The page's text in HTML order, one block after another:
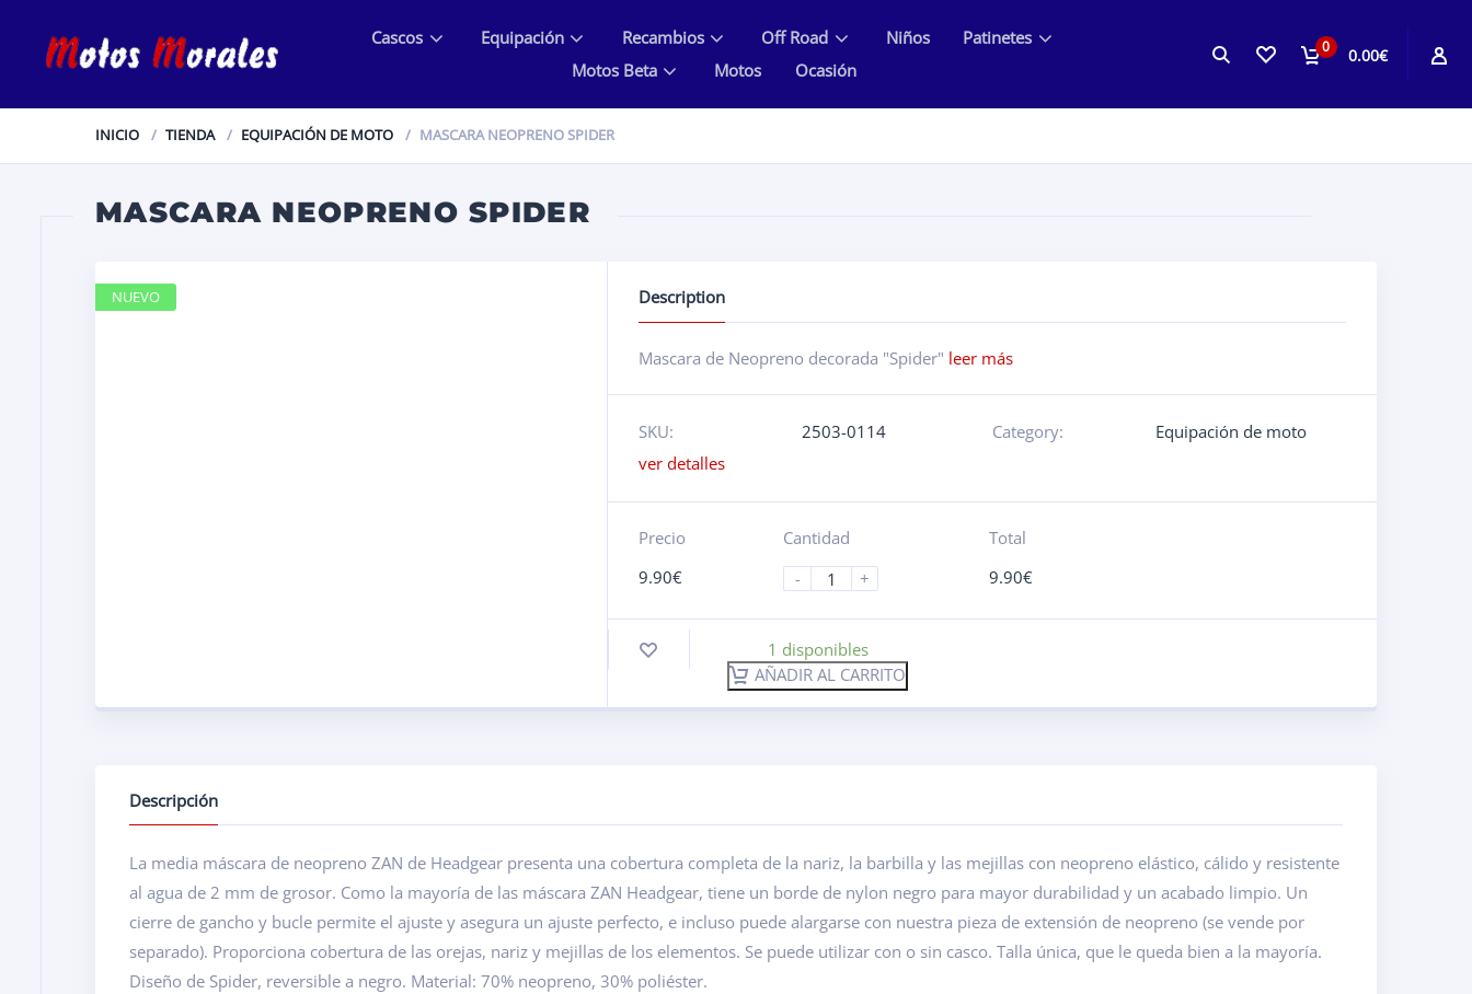
0 0.00€
Cascos Equipación Recambios Off Road Niños
Patinetes
Motos Beta
Motos Ocasión
INICIO TIENDA EQUIPACIÓN DE MOTO MASCARA NEOPRENO SPIDER
MASCARA NEOPRENO SPIDER
Description
Mascara de Neopreno decorada "Spider" leer más
SKU: 2503-0114 Category:
Equipación de moto
ver detalles
Precio
9.90€
Cantidad
-
+
Total
9.90€
1 disponibles
AÑADIR AL CARRITO
NUEVO
Descripción
La media máscara de neopreno ZAN de Headgear presenta una cobertura completa de la nariz, la barbilla y las mejillas con neopreno elástico, cálido y resistente
al agua de 2 mm de grosor. Como la mayoría de las máscara ZAN Headgear, tiene un borde de nylon negro para mayor durabilidad y un acabado limpio. Un
cierre de gancho y bucle permite el ajuste y asegura un ajuste perfecto, e incluso puede alargarse con nuestra pieza de extensión de neopreno (se vende por
separado). Proporciona cobertura de las orejas, nariz y mejillas de los elementos. Se puede utilizar con o sin casco. Talla única, que le queda bien a la mayoría.
Diseño de Spider, reversible a negro. Material: 70% neopreno, 30% poliéster.